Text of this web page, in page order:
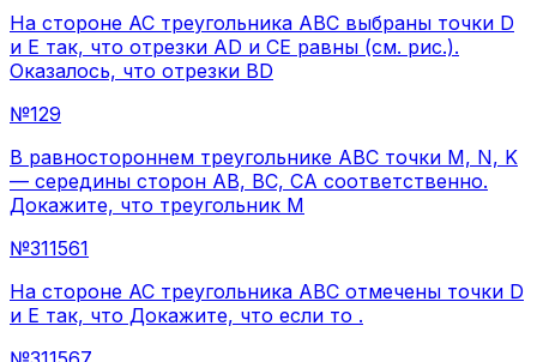
На стороне АС треугольника АВС выбраны точки D
и E так, что отрезки AD и CE равны (см. рис.).
Оказалось, что отрезки BD
№129
В равностороннем треугольнике ABC точки M, N, K
— середины сторон АВ, ВС, СА соответственно.
Докажите, что треугольник M
№311561
На стороне AC треугольника ABC отмечены точки D
и E так, что Докажите, что если то .